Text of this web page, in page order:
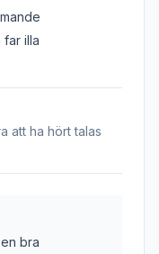
far illa
att ha hört talas
bra